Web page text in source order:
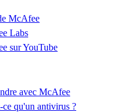
McAfee
Labs
sur YouTube
avec McAfee
ce qu'un antivirus ?